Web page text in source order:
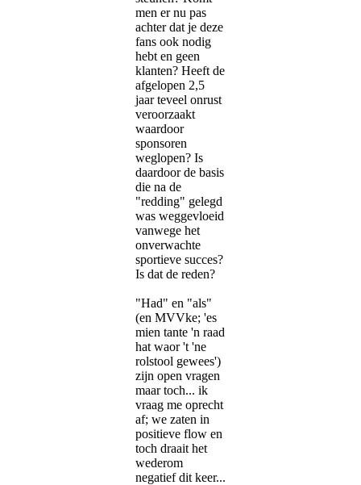
men er nu pas
achter dat je deze
fans ook nodig
hebt en geen
klanten? Heeft de
afgelopen 2,5
jaar teveel onrust
veroorzaakt
waardoor
sponsoren
weglopen? Is
daardoor de basis
die na de
"redding" gelegd
was weggevloeid
vanwege het
onverwachte
sportieve succes?
Is dat de reden?
"Had" en "als"
(en MVVke; 'es
mien tante 'n raad
hat waor 't 'ne
rolstool gewees')
zijn open vragen
maar toch... ik
vraag me oprecht
af; we zaten in
positieve flow en
toch draait het
wederom
negatief dit keer...